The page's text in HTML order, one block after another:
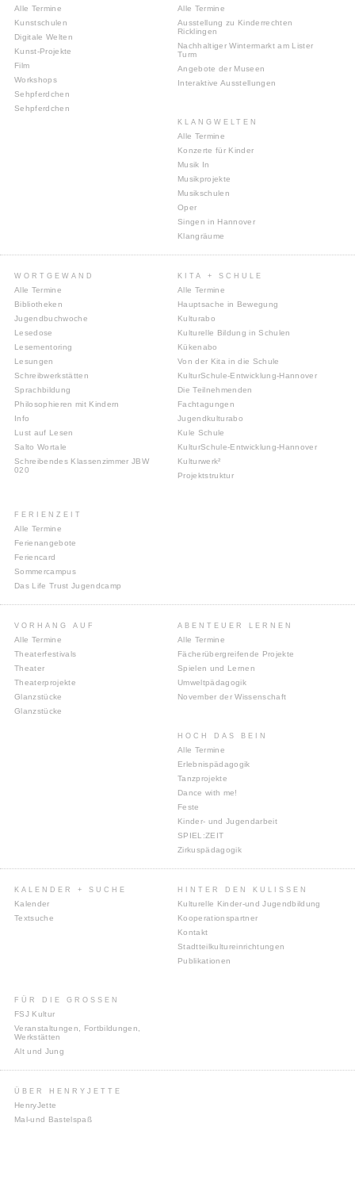
Alle Termine
Kunstschulen
Digitale Welten
Kunst-Projekte
Film
Workshops
Sehpferdchen
Sehpferdchen
Alle Termine
Ausstellung zu Kinderrechten
Ricklingen
Nachhaltiger Wintermarkt am Lister
Turm
Angebote der Museen
Interaktive Ausstellungen
KLANGWELTEN
Alle Termine
Konzerte für Kinder
Musik In
Musikprojekte
Musikschulen
Oper
Singen in Hannover
Klangräume
WORTGEWAND
Alle Termine
Bibliotheken
Jugendbuchwoche
Lesedose
Lesementoring
Lesungen
Schreibwerkstätten
Sprachbildung
Philosophieren mit Kindern
Info
Lust auf Lesen
Salto Wortale
Schreibendes Klassenzimmer JBW
020
KITA + SCHULE
Alle Termine
Hauptsache in Bewegung
Kulturabo
Kulturelle Bildung in Schulen
Kükenabo
Von der Kita in die Schule
KulturSchule-Entwicklung-Hannover
Die Teilnehmenden
Fachtagungen
Jugendkulturabo
Kule Schule
KulturSchule-Entwicklung-Hannover
Kulturwerk²
Projektstruktur
FERIENZEIT
Alle Termine
Ferienangebote
Feriencard
Sommercampus
Das Life Trust Jugendcamp
VORHANG AUF
Alle Termine
Theaterfestivals
Theater
Theaterprojekte
Glanzstücke
Glanzstücke
ABENTEUER LERNEN
Alle Termine
Fächerübergreifende Projekte
Spielen und Lernen
Umweltpädagogik
November der Wissenschaft
HOCH DAS BEIN
Alle Termine
Erlebnispädagogik
Tanzprojekte
Dance with me!
Feste
Kinder- und Jugendarbeit
SPIEL:ZEIT
Zirkuspädagogik
KALENDER + SUCHE
Kalender
Textsuche
HINTER DEN KULISSEN
Kulturelle Kinder-und Jugendbildung
Kooperationspartner
Kontakt
Stadtteilkultureinrichtungen
Publikationen
FÜR DIE GROSSEN
FSJ Kultur
Veranstaltungen, Fortbildungen,
Werkstätten
Alt und Jung
ÜBER HENRYJETTE
HenryJette
Mal-und Bastelspaß